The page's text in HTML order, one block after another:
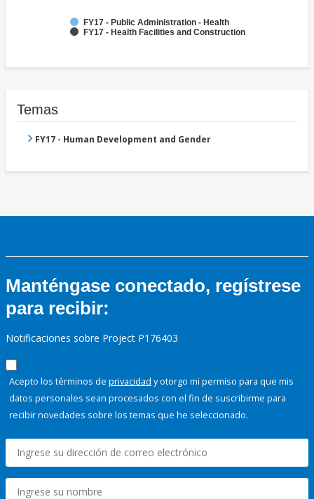
FY17 - Public Administration - Health
FY17 - Health Facilities and Construction
Temas
FY17 - Human Development and Gender
Manténgase conectado, regístrese
para recibir:
Notificaciones sobre Project P176403
Acepto los términos de privacidad y otorgo mi permiso para que mis
datos personales sean procesados con el fin de suscribirme para
recibir novedades sobre los temas que he seleccionado.